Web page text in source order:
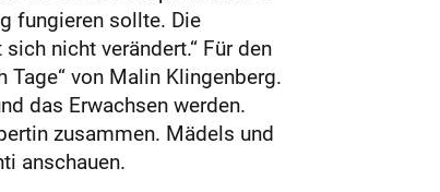
fungieren sollte. Die
nicht verändert.“ Für den
von Malin Klingenberg.
das Erwachsen werden.
zusammen. Mädels und
anschauen.